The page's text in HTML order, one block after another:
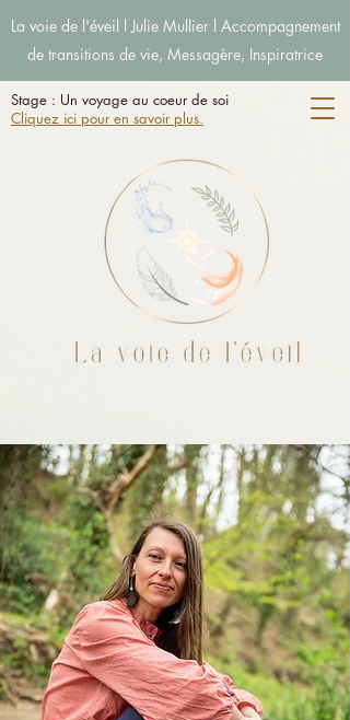
La voie de l'éveil l Julie Mullier l Accompagnement
de transitions de vie, Messagère, Inspiratrice
Stage : Un voyage au coeur de soi
Cliquez ici pour en savoir plus.